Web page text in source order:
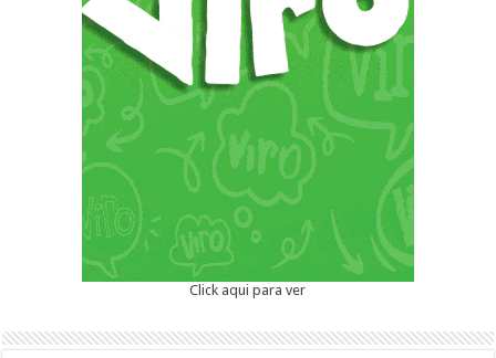
Click aqui para ver